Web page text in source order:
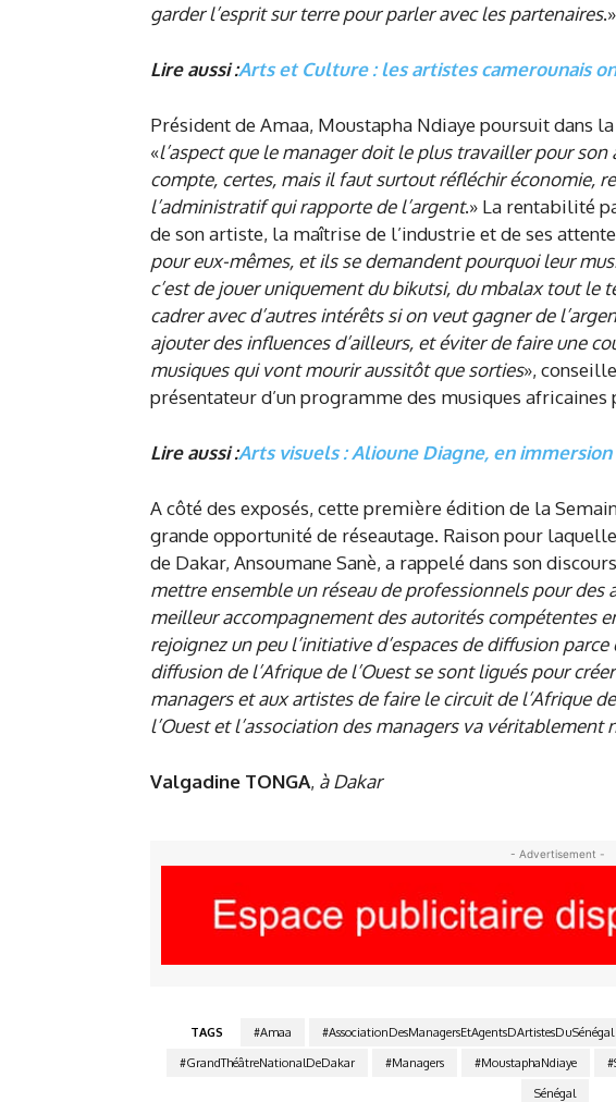
garder l’esprit sur terre pour parler avec les partenaires.»
Lire aussi :Arts et Culture : les artistes camerounais
Président de Amaa, Moustapha Ndiaye poursuit dans
«l’aspect que le manager doit le plus travailler pour son
compte, certes, mais il faut surtout réfléchir économie,
l’administratif qui rapporte de l’argent.» La rentabilité
de son artiste, la maîtrise de l’industrie et de ses
pour eux-mêmes, et ils se demandent pourquoi leur
c’est de jouer uniquement du bikutsi, du mbalax tout le
cadrer avec d’autres intérêts si on veut gagner de
ajouter des influences d’ailleurs, et éviter de faire une
musiques qui vont mourir aussitôt que sorties»,
présentateur d’un programme des musiques
Lire aussi :Arts visuels : Alioune Diagne, en
A côté des exposés, cette première édition de la
grande opportunité de réseautage. Raison pour
de Dakar, Ansoumane Sanè, a rappelé dans son
mettre ensemble un réseau de professionnels pour des
meilleur accompagnement des autorités compétentes
rejoignez un peu l’initiative d’espaces de diffusion
diffusion de l’Afrique de l’Ouest se sont ligués pour
managers et aux artistes de faire le circuit de l’Afrique
l’Ouest et l’association des managers va
Valgadine TONGA, à Dakar
- Advertisement -
TAGS #Amaa #AssociationDesManagersEtAgentsDArtistesDuSénégal
#GrandThéâtreNationalDeDakar
#Managers #MoustaphaNdiaye
Sénégal